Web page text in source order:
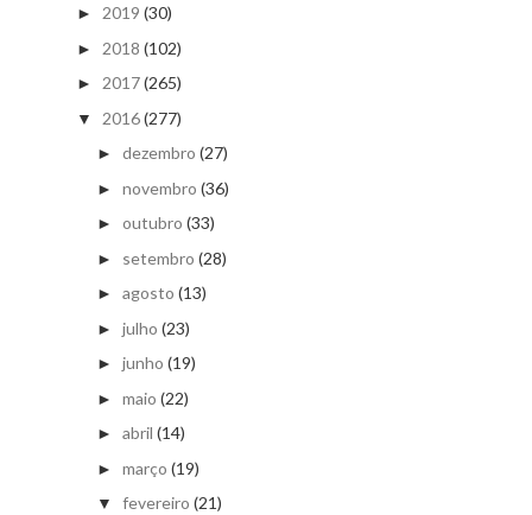
► 2019 (30)
► 2018 (102)
► 2017(265)
▼ 2016(277)
► dezembro (27)
► novembro (36)
► outubro (33)
► setembro (28)
► agosto (13)
► julho (23)
► junho (19)
► maio (22)
► abril (14)
► março (19)
▼ fevereiro (21)